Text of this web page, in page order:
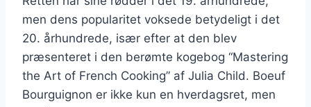
men dens popularitet voksede betydeligt i det
20. århundrede, især efter at den blev
præsenteret i den berømte kogebog “Mastering
the Art of French Cooking” af Julia Child. Boeuf
Bourguignon er ikke kun en hverdagsret, men